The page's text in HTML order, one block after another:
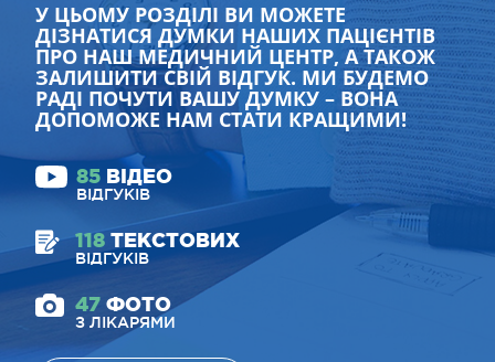
У ЦЬОМУ РОЗДІЛІ ВИ МОЖЕТЕ
ДІЗНАТИСЯ ДУМКИ НАШИХ ПАЦІЄНТІВ
ПРО НАШ МЕДИЧНИЙ ЦЕНТР, А ТАКОЖ
ЗАЛИШИТИ СВІЙ ВІДГУК. МИ БУДЕМО
РАДІ ПОЧУТИ ВАШУ ДУМКУ – ВОНА
ДОПОМОЖЕ НАМ СТАТИ КРАЩИМИ!
85 ВІДЕО
ВІДГУКІВ
118 ТЕКСТОВИХ
ВІДГУКІВ
47 ФОТО
З ЛІКАРЯМИ